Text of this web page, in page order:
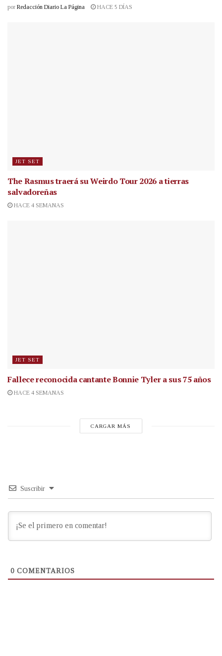
por Redacción Diario La Página HACE 5 DÍAS
JET SET
The Rasmus traerá su Weirdo Tour 2026 a tierras
salvadoreñas
HACE 4 SEMANAS
JET SET
Fallece reconocida cantanteBonnie Tyler a sus 75 años
HACE 4 SEMANAS
CARGAR MÁS
Suscribir
0 COMENTARIOS